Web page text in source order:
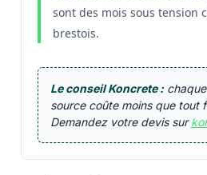
sont des mois sous tension
brestois.
Le conseil Koncrete :chaque
source coûte moins que tout
Demandez votre devis sur